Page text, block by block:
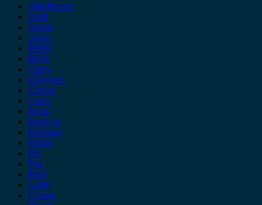
Alfa Romeo
Audi
Austin
Acura
BMW
BYD
Chery
Chevrolet
Citroen
Cupra
Dacia
Daewoo
Daihatsu
Dodge
DS
Fiat
Ford
Geely
Gonow